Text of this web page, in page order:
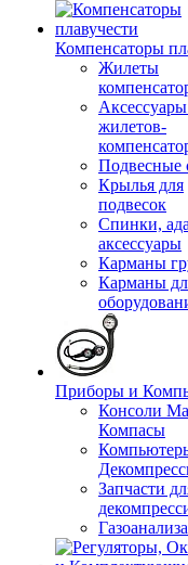
Компенсаторы
Жилеты
жилетов-
Подвесные
Крылья для
подвесок
Спинки,
аксессуары
Карманы
Карманы
Приборы и
Консоли
Компасы
Запчасти